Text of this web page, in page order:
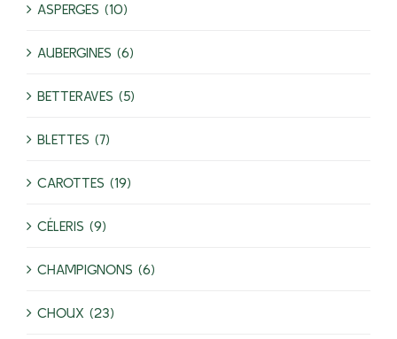
ASPERGES (10)
AUBERGINES (6)
BETTERAVES (5)
BLETTES (7)
CAROTTES (19)
CÉLERIS (9)
CHAMPIGNONS (6)
CHOUX (23)